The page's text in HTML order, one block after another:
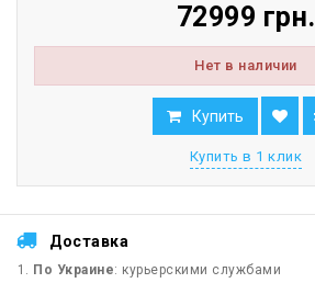
72999 грн.
Нет в наличии
Купить
Купить в 1 клик
Доставка
По Украине: курьерскими службами